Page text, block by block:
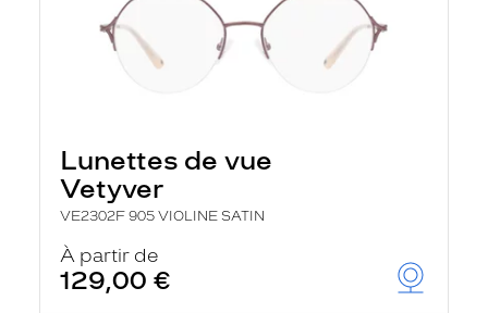
Lunettes de vue
Vetyver
VE2302F 905 VIOLINE SATIN
À partir de
129,00 €